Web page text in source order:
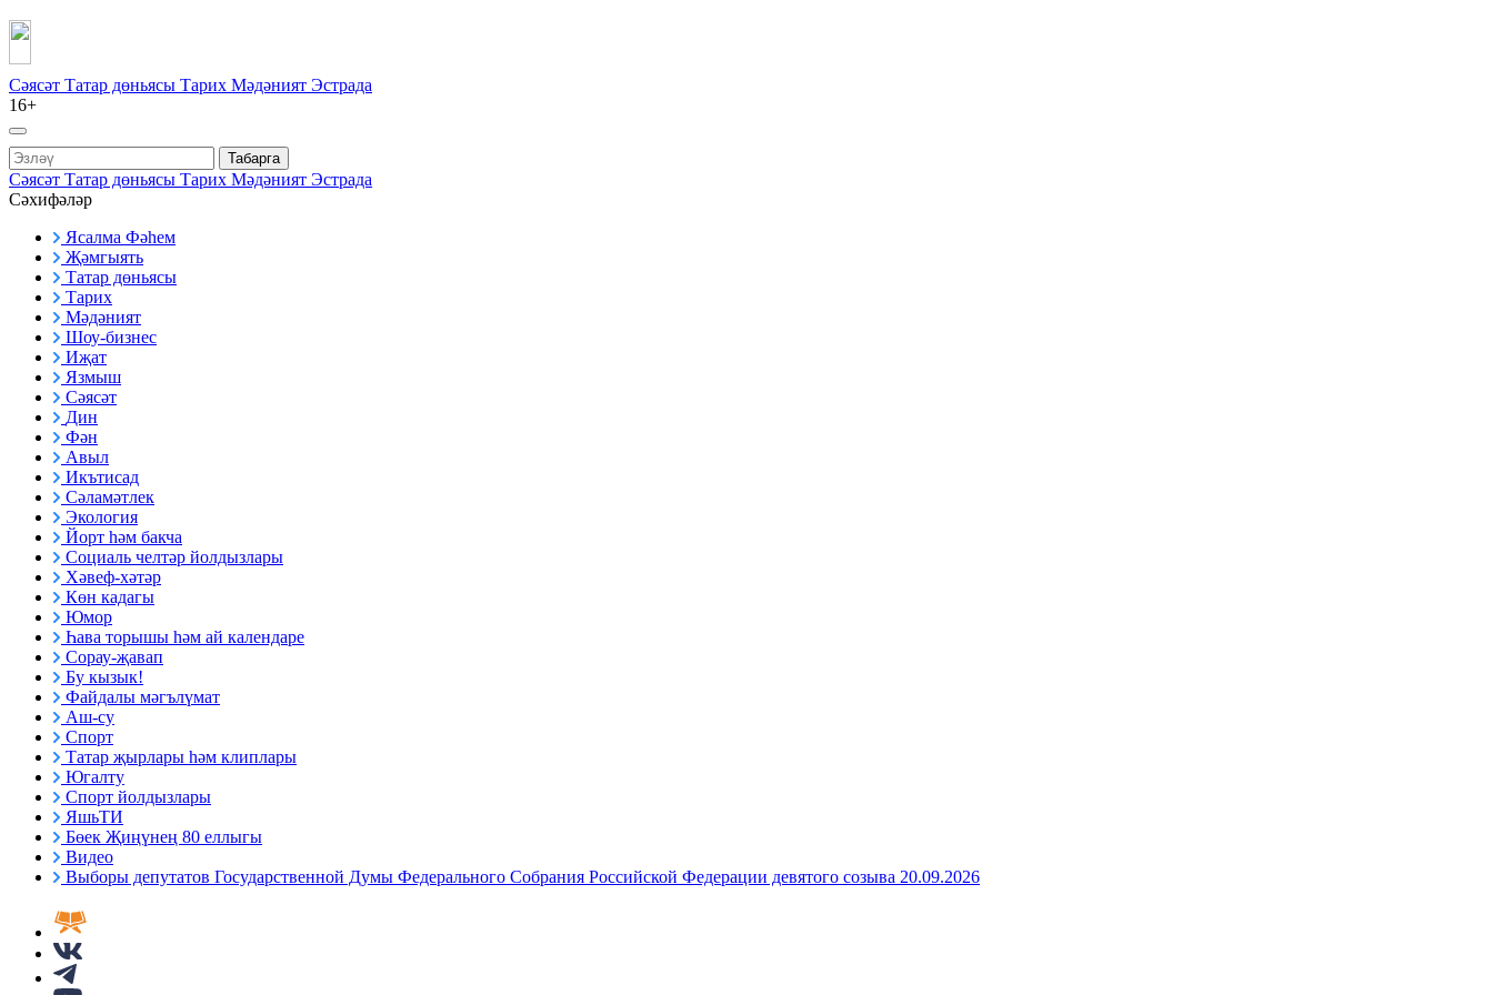
Сәясәт Татар дөньясы Тарих Мәдәният Эстрада
16+
Табарга
Сәясәт Татар дөньясы Тарих Мәдәният Эстрада
Сәхифәләр
Ясалма Фәһем
Җәмгыять
Татар дөньясы
Тарих
Мәдәният
Шоу-бизнес
Иҗат
Язмыш
Сәясәт
Дин
Фән
Авыл
Икътисад
Сәламәтлек
Экология
Йорт һәм бакча
Социаль челтәр йолдызлары
Хәвеф-хәтәр
Көн кадагы
Юмор
Һава торышы һәм ай календаре
Сорау-җавап
Бу кызык!
Файдалы мәгълүмат
Аш-су
Спорт
Татар җырлары һәм клиплары
Югалту
Спорт йолдызлары
ЯшьТИ
Бөек Җиңүнең 80 еллыгы
Видео
Выборы депутатов Государственной Думы Федерального Собрания Российской Федерации девятого созыва 20.09.2026